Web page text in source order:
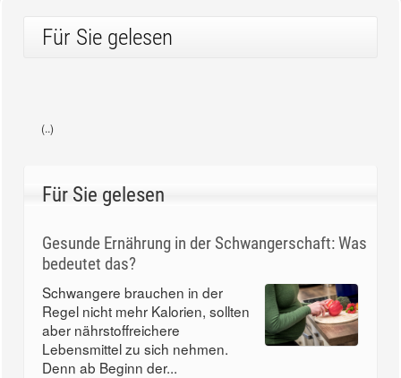
Für Sie gelesen
(..)
Für Sie gelesen
Gesunde Ernährung in der Schwangerschaft: Was
bedeutet das?
Schwangere brauchen in der
Regel nicht mehr Kalorien, sollten
aber nährstoffreichere
Lebensmittel zu sich nehmen.
Denn ab Beginn der...